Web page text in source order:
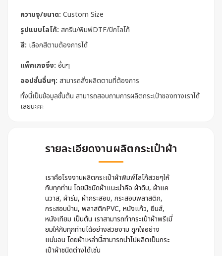
ความจุ/ขนาด: Custom Size
รูปแบบโลโก้: สกรีน/พิมพ์DTF/ปักโลโก้
สี: เลือกสีตามต้องการได้
แพ็คเกจจิ้ง: อื่นๆ
ออปชั่นอื่นๆ: สามารถสั่งผลิตตามที่ต้องการ
ทั้งนี้เป็นข้อมูลขั้นต้น สามารถสอบถามการผลิตกระเป๋าของทางเราได้
เลยนะคะ
รายละเอียดงานผลิตกระเป๋าผ้า
เราคือโรงงานผลิตกระเป๋าผ้าพิมพ์โลโก้สวยๆให้
กับทุกท่าน โดยมีชนิดผ้าแนะนำคือ ผ้าดิบ, ผ้าแค
นวาส, ผ้าร่ม, ผ้ากระสอบ, กระสอบพลาสติก,
กระสอบป่าน, พลาสติกPVC, หนังแก้ว, ยีนส์,
หนังเทียม เป็นต้น เราสามารถทำกระเป๋าผ้าพรีเมี่
ยมให้กับทุกท่านได้อย่างสวยงาม ถูกใจอย่าง
แน่นอน โดยผ้าเหล่านี้สามารถนำไปผลิตเป็นกระ
เป๋าผ้าชนิดต่างได้เช่น